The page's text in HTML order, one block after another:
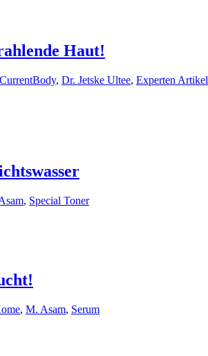
Haut!
CurrentBody, Dr. Jetske Ultee, Experten Artikel
, Special Toner
, M. Asam, Serum